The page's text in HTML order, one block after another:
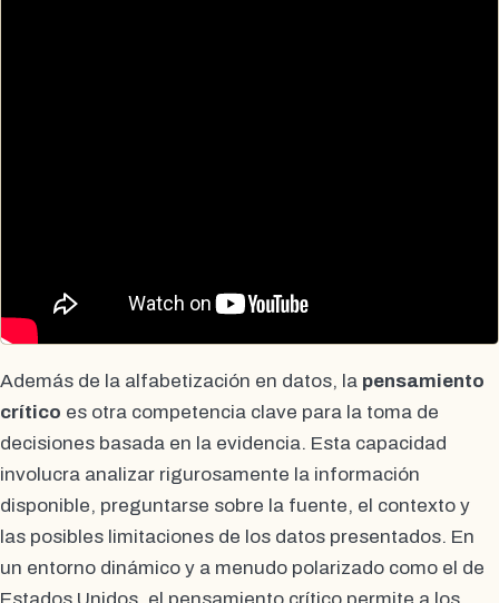
Además de la alfabetización en datos, la pensamiento
crítico es otra competencia clave para la toma de
decisiones basada en la evidencia. Esta capacidad
involucra analizar rigurosamente la información
disponible, preguntarse sobre la fuente, el contexto y
las posibles limitaciones de los datos presentados. En
un entorno dinámico y a menudo polarizado como el de